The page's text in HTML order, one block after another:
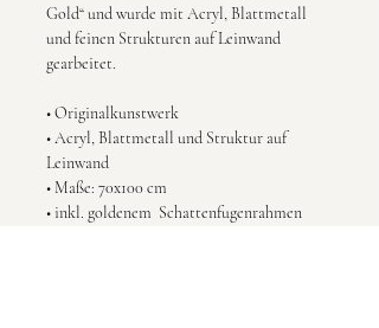
Gold“ und wurde mit Acryl, Blattmetall
und feinen Strukturen auf Leinwand
gearbeitet.
• Originalkunstwerk
• Acryl, Blattmetall und Struktur auf
Leinwand
• Maße: 70x100 cm
• inkl. goldenem  Schattenfugenrahmen